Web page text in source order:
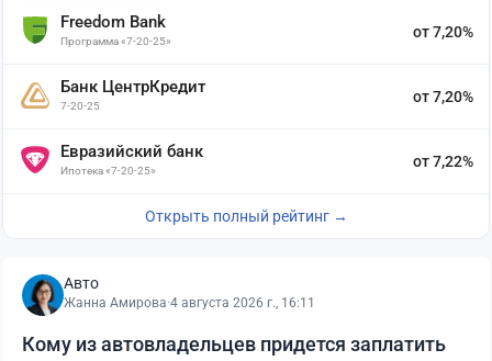
Freedom Bank
Программа «7-20-25»
от 7,20%
Банк ЦентрКредит
7-20-25
от 7,20%
Евразийский банк
Ипотека «7-20-25»
от 7,22%
Открыть полный рейтинг →
Авто
Жанна Амирова·4 августа 2026 г., 16:11
Кому из автовладельцев придется заплатить